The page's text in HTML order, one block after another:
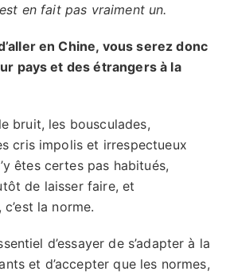
en fait pas vraiment un.
en Chine, vous serez donc
pays et des étrangers à la
bruit, les bousculades,
cris impolis et irrespectueux
êtes certes pas habitués,
de laisser faire, et
c’est la norme.
d’essayer de s’adapter à la
et d’accepter que les normes,